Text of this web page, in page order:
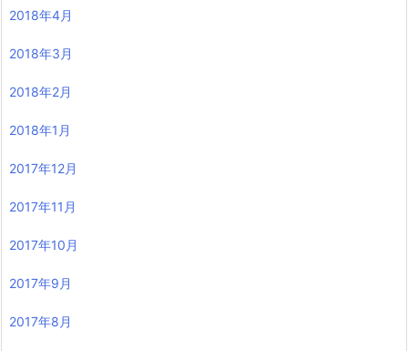
2018年4月
2018年3月
2018年2月
2018年1月
2017年12月
2017年11月
2017年10月
2017年9月
2017年8月